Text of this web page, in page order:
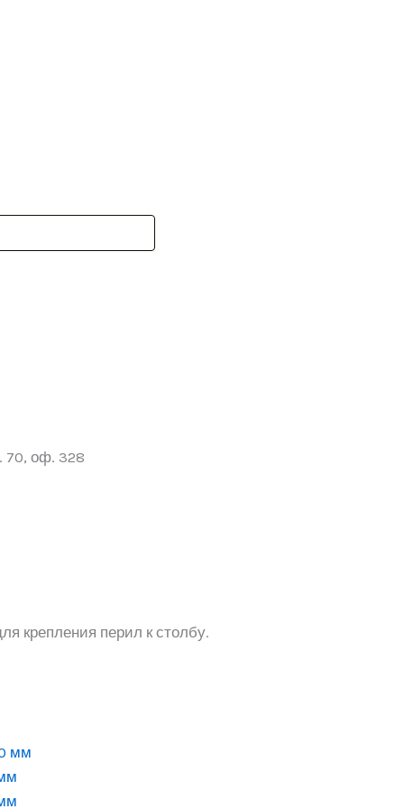
70, оф. 328
крепления перил к столбу.